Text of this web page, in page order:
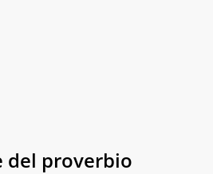
del proverbio